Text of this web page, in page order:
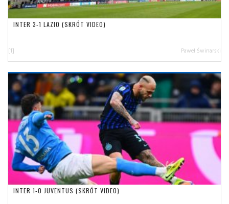
INTER 3-1 LAZIO (SKRÓT VIDEO)
[1] Paweł Świnarski
INTER 1-0 JUVENTUS (SKRÓT VIDEO)